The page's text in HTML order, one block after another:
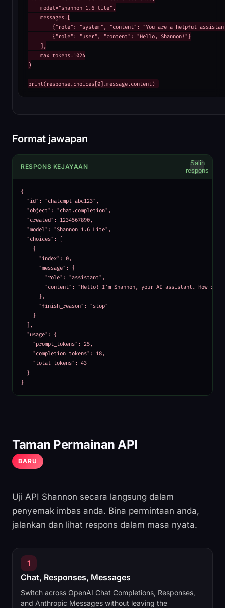
    model="shannon-1.6-lite",
    messages=[
{"role": "system", "content": "You are a helpful
        {"role": "user", "content": "Hello, Shannon!"}
    ],
    max_tokens=1024
)
print(response.choices[0].message.content)
Format jawapan
RESPONS KEJAYAAN
Salin
respons
{
  "id": "chatcmpl-abc123",
  "object": "chat.completion",
  "created": 1234567890,
  "model": "Shannon 1.6 Lite",
  "choices": [
    {
      "index": 0,
      "message": {
        "role": "assistant",
"content": "Hello! I'm Shannon, your AI assistant. How can
      },
      "finish_reason": "stop"
    }
  ],
  "usage": {
    "prompt_tokens": 25,
    "completion_tokens": 18,
    "total_tokens": 43
  }
}
Taman Permainan API
BARU
Uji API Shannon secara langsung dalam
penyemak imbas anda. Bina permintaan anda,
jalankan dan lihat respons dalam masa nyata.
1
Chat, Responses, Messages
Switch across OpenAI Chat Completions, Responses,
and Anthropic Messages without leaving the